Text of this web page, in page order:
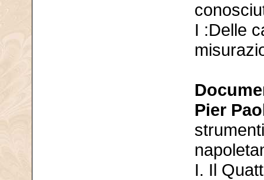
I :Delle
Pier
I. Il